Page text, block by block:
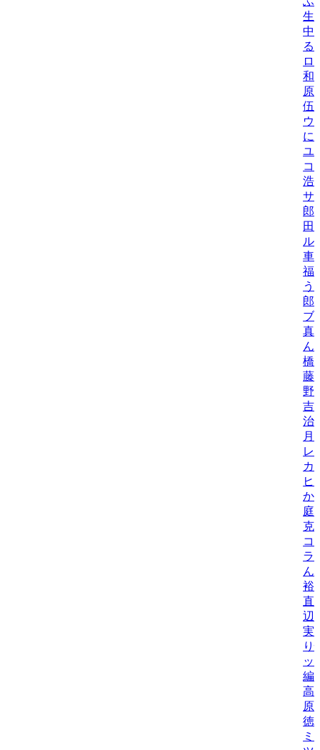
生
中
る
ロ
和
原
伍/
ウ
に
ユ
コ
浩
サ
郎
田
ル
車/
福
う
郎
ブ
真
ん
橋
藤
野
吉
治/
月
レ
カ
ヒ
か
庭/
克
コ
ラ
ん
裕/
直
辺
実/
り
ッ
編
高
原
徳/
ミ